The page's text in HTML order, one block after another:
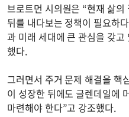
브로트먼 시의원은 “현재 삶
뒤를 내다보는 정책이 필요하
과 미래 세대에 큰 관심을 갖
했다.
그러면서 주거 문제 해결을 핵
이 성장한 뒤에도 글렌데일에
마련해야 한다”고 강조했다.